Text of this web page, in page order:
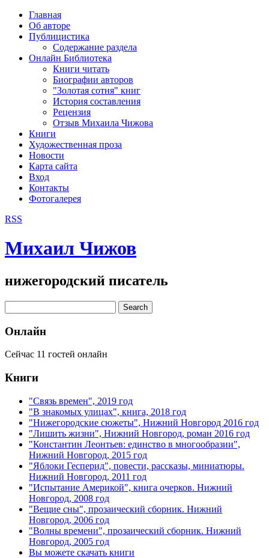
Главная
Об авторе
Публицистика
Содержание раздела
Онлайн Библиотека
Книги читать
Биографии авторов
"Золотая сотня" книг
История составления
Рецензия
Отзыв Михаила Чижова
Книги
Художественная проза
Новости
Карта сайта
Вход
Контакты
Фотогалерея
RSS
Михаил Чижов
нижегородский писатель
Онлайн
Сейчас 11 гостей онлайн
Книги
"Связь времен", 2019 год
"В знакомых улицах", книга, 2018 год
"Нижегородские сюжеты", Нижний Новгород 2016 год
"Лишить жизни", Нижний Новгород, роман 2016 год
"Константин Леонтьев: единство в многообразии",
Нижний Новгород, 2015 год
"Яблоки Гесперид", повести, рассказы, миниатюры.
Нижний Новгород, 2011 год
"Испытание Америкой", книга очерков. Нижний
Новгород, 2008 год
"Вещие сны", прозаический сборник. Нижний
Новгород, 2006 год
"Волны времени", прозаический сборник. Нижний
Новгород, 2005 год
Вы можете скачать книги